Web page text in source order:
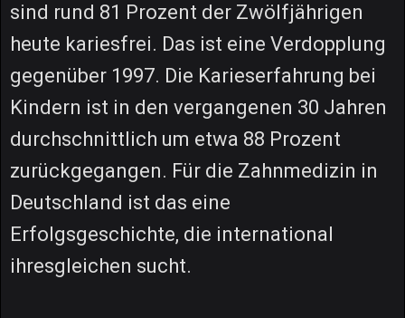
sind rund 81 Prozent der Zwölfjährigen
heute kariesfrei. Das ist eine Verdopplung
gegenüber 1997. Die Karieserfahrung bei
Kindern ist in den vergangenen 30 Jahren
durchschnittlich um etwa 88 Prozent
zurückgegangen. Für die Zahnmedizin in
Deutschland ist das eine
Erfolgsgeschichte, die international
ihresgleichen sucht.